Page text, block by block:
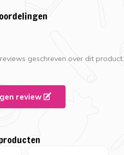
geschreven over dit product.
review